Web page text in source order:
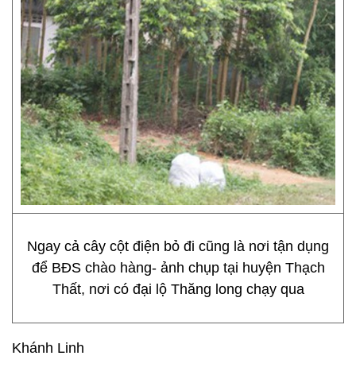
Ngay cả cây cột điện bỏ đi cũng là nơi tận dụng
để BĐS chào hàng- ảnh chụp tại huyện Thạch
Thất, nơi có đại lộ Thăng long chạy qua
Khánh Linh